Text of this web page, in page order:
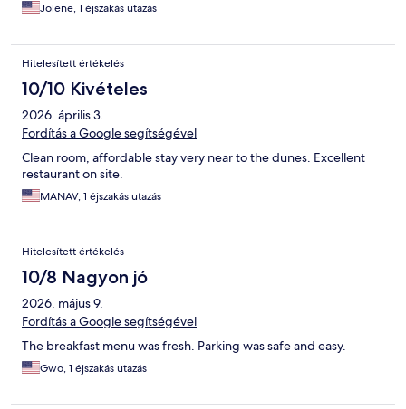
Jolene, 1 éjszakás utazás
Hitelesített értékelés
10/10 Kivételes
2026. április 3.
Fordítás a Google segítségével
Clean room, affordable stay very near to the dunes. Excellent
restaurant on site.
MANAV, 1 éjszakás utazás
Hitelesített értékelés
10/8 Nagyon jó
2026. május 9.
Fordítás a Google segítségével
The breakfast menu was fresh. Parking was safe and easy.
Gwo, 1 éjszakás utazás